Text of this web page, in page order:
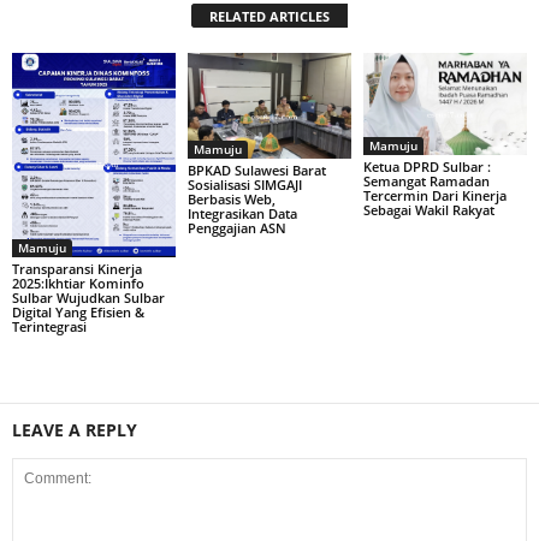
RELATED ARTICLES
Mamuju
Transparansi Kinerja
2025:Ikhtiar Kominfo
Sulbar Wujudkan Sulbar
Digital Yang Efisien &
Terintegrasi
Mamuju
BPKAD Sulawesi Barat
Sosialisasi SIMGAJI
Berbasis Web,
Integrasikan Data
Penggajian ASN
Mamuju
Ketua DPRD Sulbar :
Semangat Ramadan
Tercermin Dari Kinerja
Sebagai Wakil Rakyat
LEAVE A REPLY